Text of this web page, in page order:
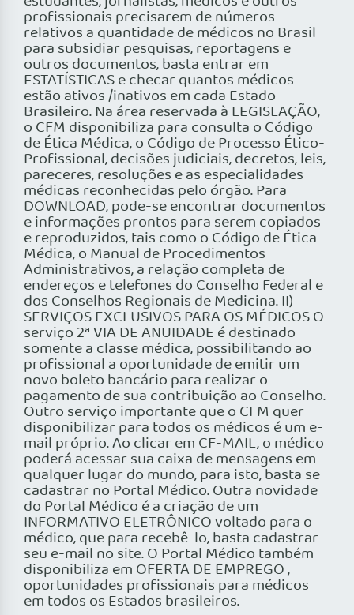
profissionais precisarem de números
relativos a quantidade de médicos no Brasil
para subsidiar pesquisas, reportagens e
outros documentos, basta entrar em
ESTATÍSTICAS e checar quantos médicos
estão ativos /inativos em cada Estado
Brasileiro. Na área reservada à LEGISLAÇÃO,
o CFM disponibiliza para consulta o Código
de Ética Médica, o Código de Processo Ético-
Profissional, decisões judiciais, decretos, leis,
pareceres, resoluções e as especialidades
médicas reconhecidas pelo órgão. Para
DOWNLOAD, pode-se encontrar documentos
e informações prontos para serem copiados
e reproduzidos, tais como o Código de Ética
Médica, o Manual de Procedimentos
Administrativos, a relação completa de
endereços e telefones do Conselho Federal e
dos Conselhos Regionais de Medicina. II)
SERVIÇOS EXCLUSIVOS PARA OS MÉDICOS O
serviço 2ª VIA DE ANUIDADE é destinado
somente a classe médica, possibilitando ao
profissional a oportunidade de emitir um
novo boleto bancário para realizar o
pagamento de sua contribuição ao Conselho.
Outro serviço importante que o CFM quer
disponibilizar para todos os médicos é um e-
mail próprio. Ao clicar em CF-MAIL, o médico
poderá acessar sua caixa de mensagens em
qualquer lugar do mundo, para isto, basta se
cadastrar no Portal Médico. Outra novidade
do Portal Médico é a criação de um
INFORMATIVO ELETRÔNICO voltado para o
médico, que para recebê-lo, basta cadastrar
seu e-mail no site. O Portal Médico também
disponibiliza em OFERTA DE EMPREGO ,
oportunidades profissionais para médicos
em todos os Estados brasileiros.